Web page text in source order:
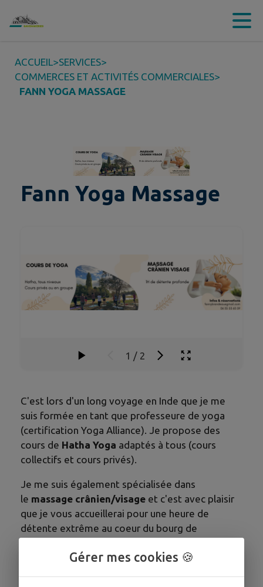
Contenu
ACCUEIL>SERVICES>
COMMERCES ET ACTIVITÉS COMMERCIALES>
FANN YOGA MASSAGE
Fann Yoga Massage
1 / 2
C'est lors d'un long voyage en Inde que je me
suis formée en tant que professeure de yoga
(certification Yoga Alliance). Je propose des
cours de Hatha Yoga adaptés à tous (cours
collectifs et cours privés).
Je me suis également spécialisée dans
le massage crânien/visage et c'est avec plaisir
que je vous accueillerai pour une heure de
détente extrême au coeur du bourg de
Gérer mes cookies 🍪